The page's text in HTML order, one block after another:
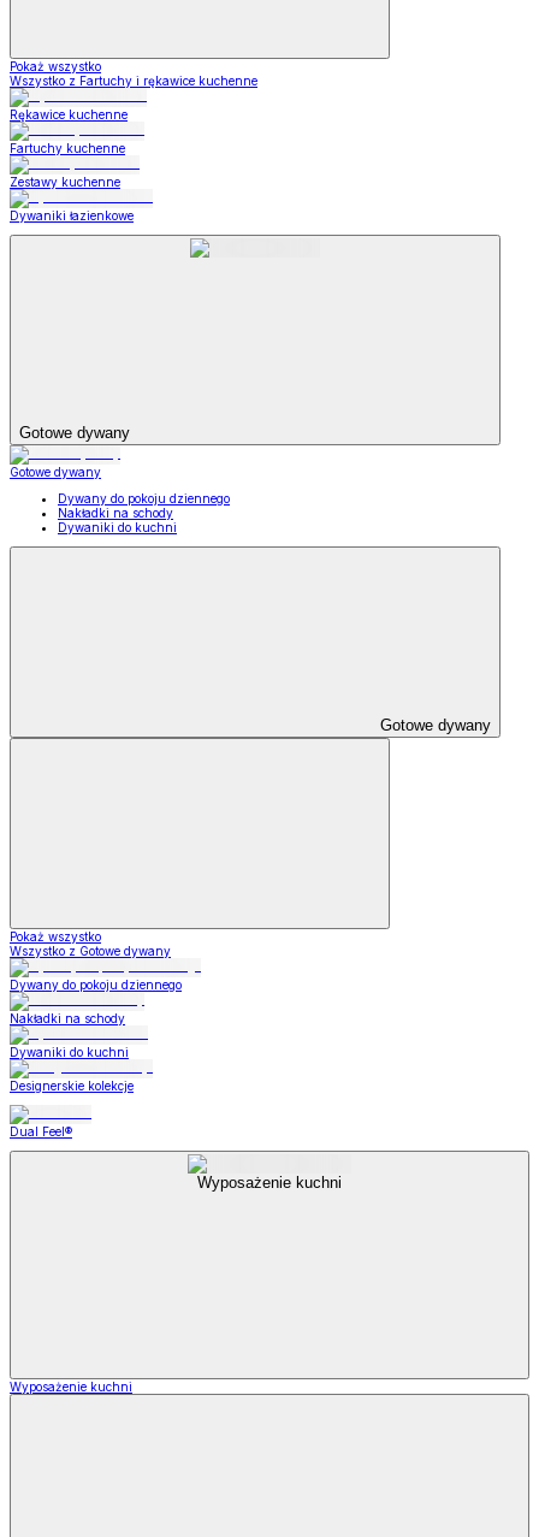
Pokaż wszystko
Wszystko z Fartuchy i rękawice kuchenne
Rękawice kuchenne
Fartuchy kuchenne
Zestawy kuchenne
Dywaniki łazienkowe
Gotowe dywany
Gotowe dywany
Dywany do pokoju dziennego
Nakładki na schody
Dywaniki do kuchni
Gotowe dywany
Pokaż wszystko
Wszystko z Gotowe dywany
Dywany do pokoju dziennego
Nakładki na schody
Dywaniki do kuchni
Designerskie kolekcje
Dual Feel®
Wyposażenie kuchni
Wyposażenie kuchni